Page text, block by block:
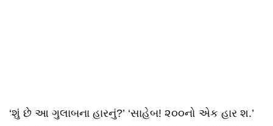
‘શું છે આ ગુલાબના હારનું?’ ‘સાહેબ! ૨૦૦નો એક હાર શ.’